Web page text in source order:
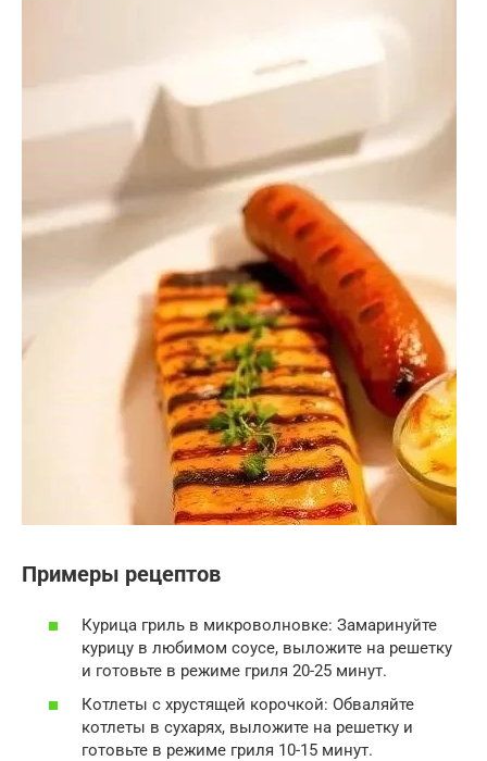
Примеры рецептов
Курица гриль в микроволновке: Замаринуйте
курицу в любимом соусе, выложите на решетку
и готовьте в режиме гриля 20-25 минут.
Котлеты с хрустящей корочкой: Обваляйте
котлеты в сухарях, выложите на решетку и
готовьте в режиме гриля 10-15 минут.